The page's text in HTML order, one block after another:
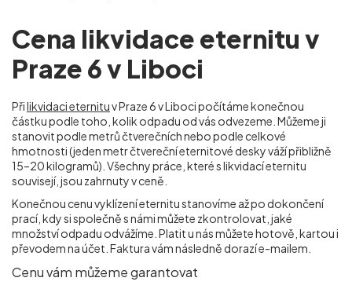
Cena likvidace eternitu v
Praze 6 v Liboci
Přilikvidaci eternituv Praze 6 v Liboci počítáme konečnou
částku podle toho, kolik odpadu od vás odvezeme. Můžeme ji
stanovit podle metrů čtverečních nebo podle celkové
hmotnosti (jeden metr čtvereční eternitové desky váží přibližně
15–20 kilogramů). Všechny práce, které s likvidací eternitu
souvisejí, jsou zahrnuty v ceně.
Konečnou cenu vyklízení eternitu stanovíme až po dokončení
prací, kdy si společně s námi můžete zkontrolovat, jaké
množství odpadu odvážíme. Platit u nás můžete hotově, kartou i
převodem na účet. Faktura vám následně dorazí e-mailem.
Cenu vám můžeme garantovat